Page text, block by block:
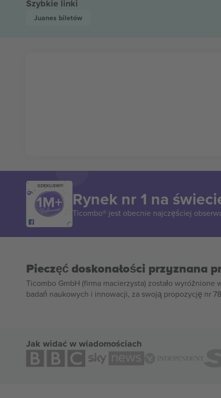
Szybkie linki
Juanes biletów
DZIĘKUJEMY!
Rynek nr 1 na
Ticombo® jest obecnie najczęściej
Pieczęć doskonałości przyznana
Ticombo GmbH (firma macierzysta) zostało
badań naukowych i innowacji, za swoją propozycję nr
Jak widać w wiadomościach